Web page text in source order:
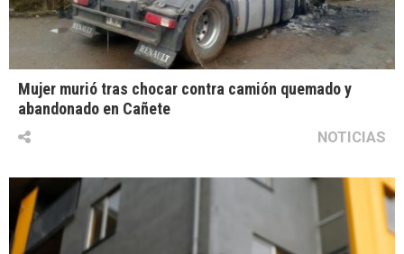
Mujer murió tras chocar contra camión quemado y
abandonado en Cañete
NOTICIAS